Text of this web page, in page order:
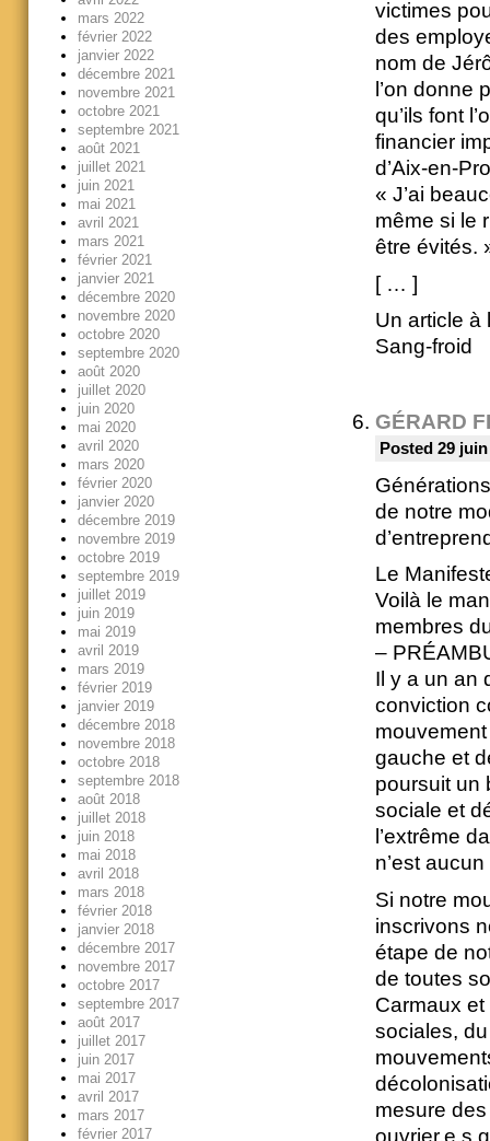
victimes
des
nom de
l’on donne
qu’ils font
financier
d’Aix-en-
« J’ai
même si le
être évités.
[ … ]
Un article à
Sang-froid
GÉRARD
Posted 29
de notre
Le
Voilà le
membres
–
Il y a un an
conviction
gauche et
poursuit un
sociale et
l’extrême
n’est
Si notre
inscrivons
étape de
de toutes
Carmaux
sociales,
mesure
ouvrier.e.s
mars 2022
février 2022
janvier 2022
décembre 2021
novembre 2021
octobre 2021
septembre 2021
août 2021
juillet 2021
juin 2021
mai 2021
avril 2021
mars 2021
février 2021
janvier 2021
décembre 2020
novembre 2020
octobre 2020
septembre 2020
août 2020
juillet 2020
juin 2020
mai 2020
avril 2020
mars 2020
février 2020
janvier 2020
décembre 2019
novembre 2019
octobre 2019
septembre 2019
juillet 2019
juin 2019
mai 2019
avril 2019
mars 2019
février 2019
janvier 2019
décembre 2018
novembre 2018
octobre 2018
septembre 2018
août 2018
juillet 2018
juin 2018
mai 2018
avril 2018
mars 2018
février 2018
janvier 2018
décembre 2017
novembre 2017
octobre 2017
septembre 2017
août 2017
juillet 2017
juin 2017
mai 2017
avril 2017
mars 2017
février 2017